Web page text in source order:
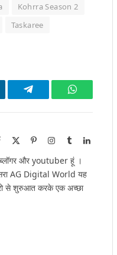
Kohrra Season 2
Taskaree
Telegram WhatsApp
Facebook PinterestInstagram
TumblrLinkedIn
और youtuber हूं ।
AG Digital World यह
से शुरुआत करके एक अच्छा